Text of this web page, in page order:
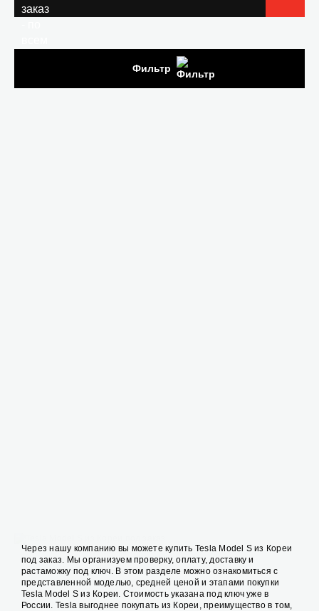
Фильтр
Через нашу компанию вы можете купить Tesla Model S из Кореи
под заказ. Мы организуем проверку, оплату, доставку и
растаможку под ключ. В этом разделе можно ознакомиться с
представленной моделью, средней ценой и этапами покупки
Tesla Model S из Кореи. Стоимость указана под ключ уже в
России. Tesla выгоднее покупать из Кореи, преимущество в том,